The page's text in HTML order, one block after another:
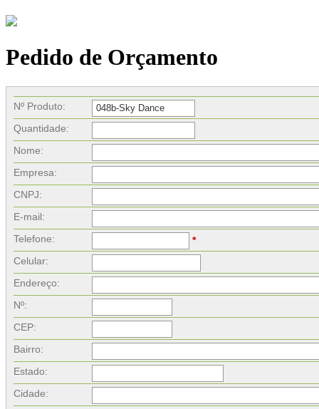
Pedido de Orçamento
Nº Produto:
Quantidade:
Nome:
Empresa:
CNPJ:
E-mail:
Telefone:
*
Celular:
Endereço:
Nº:
CEP:
Bairro:
Estado:
Cidade: